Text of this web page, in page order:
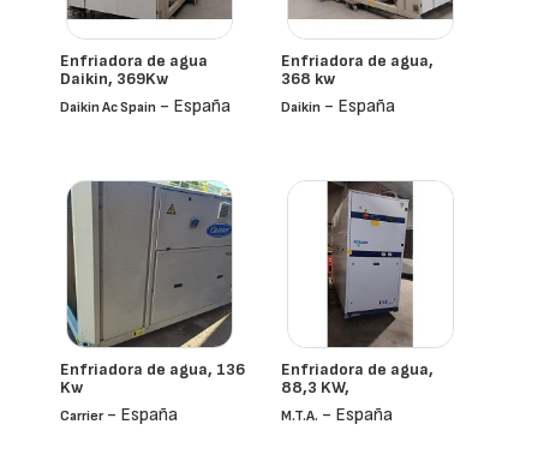
Enfriadora de agua
Daikin, 369Kw
Daikin Ac Spain - España
Enfriadora de agua,
368 kw
Daikin - España
Enfriadora de agua, 136
Kw
Carrier- España
Enfriadora de agua,
88,3 KW,
M.t.a. - España